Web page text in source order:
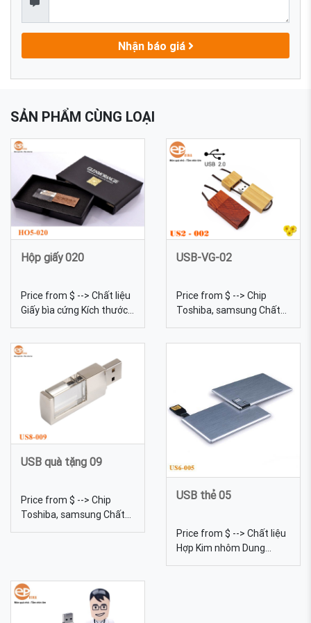
Nhận báo giá
SẢN PHẨM CÙNG LOẠI
Hộp giấy 020
Price from $ --> Chất liệu
Giấy bìa cứng Kích thước
12,2*4,5*2,3cm Màu sắc
màu sắc Quy cách Hộp
giấy, có phần nhựa trong
suốt nhìn được USB bên
trong Hộp giấy 020 sử
dụng làm quà tặng cho
khách hàng, với mục đích
chính là để đựng USB
USB-VG-02
Price from $ --> Chip
Toshiba, samsung Chất
liệu Gỗ Dung lượng 4gb,
Đa dạng, được tự chọn
màu sắc Quy cách In lưới,
khắc laser USB-VG-02 giá
rẻ, in Logo theo yêu cầu
USB quà tặng 09
Price from $ --> Chip
Toshiba, samsung Chất
liệu Pha lê Dung lượng
dạng, được tự chọn màu
sắc USB pha lê 09 chất
lượng số 1 Việt Nam
USB thẻ 05
Price from $ --> Chất liệu
Hợp Kim nhôm Dung
lượng 4gb, 8gb, 16gb,